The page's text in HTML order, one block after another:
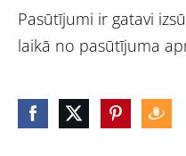
Pasūtījumi ir gatavi
laikā no pasūtījuma